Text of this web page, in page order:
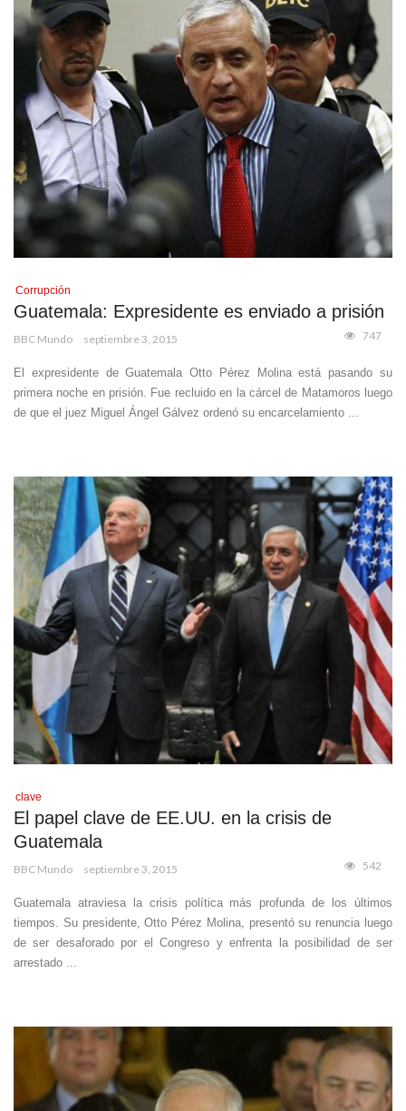
Corrupción
Guatemala: Expresidente es enviado a prisión
BBC Mundo septiembre 3, 2015 747
El expresidente de Guatemala Otto Pérez Molina está pasando su
primera noche en prisión. Fue recluido en la cárcel de Matamoros luego
de que el juez Miguel Ángel Gálvez ordenó su encarcelamiento ...
clave
El papel clave de EE.UU. en la crisis de
Guatemala
BBC Mundo septiembre 3, 2015 542
Guatemala atraviesa la crisis política más profunda de los últimos
tiempos. Su presidente, Otto Pérez Molina, presentó su renuncia luego
de ser desaforado por el Congreso y enfrenta la posibilidad de ser
arrestado ...